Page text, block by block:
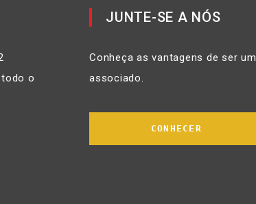
o
JUNTE-SE A NÓS
Conheça as vantagens de ser um
associado.
CONHECER